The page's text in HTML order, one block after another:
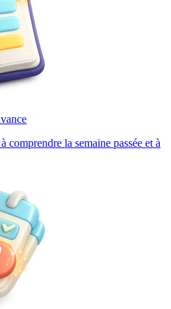
comprendre la semaine passée et à